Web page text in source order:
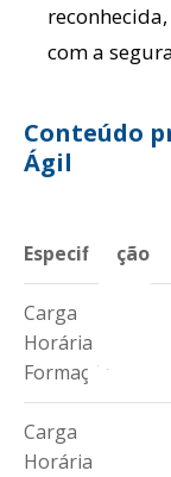
com a
Conteúdo
Ágil
Especificação
Carga
Horária
Formação
Carga
Horária